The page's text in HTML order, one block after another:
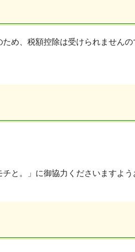
め、税額控除は受けられません
と。」に御協力くださいますよう